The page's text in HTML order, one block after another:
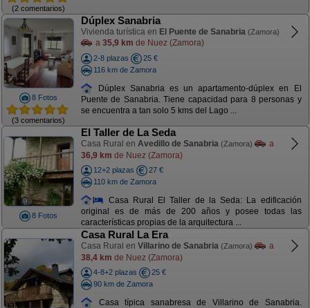
(2 comentarios)
8 Fotos
(3 comentarios)
Dúplex Sanabria
Vivienda turística en El Puente de Sanabria (Zamora)
a 35,9 km de Nuez (Zamora)
2-8 plazas
25 €
116 km de Zamora
Dúplex Sanabria es un apartamento-dúplex en El
Puente de Sanabria. Tiene capacidad para 8 personas y
se encuentra a tan solo 5 kms del Lago ...
8 Fotos
El Taller de La Seda
Casa Rural en Avedillo de Sanabria (Zamora)
a
36,9 km de Nuez (Zamora)
12+2 plazas
27 €
110 km de Zamora
Casa Rural El Taller de la Seda: La edificación
original es de más de 200 años y posee todas las
características propias de la arquitectura ...
Casa Rural La Era
Casa Rural en Villarino de Sanabria (Zamora)
a
38,4 km de Nuez (Zamora)
4-8+2 plazas
25 €
90 km de Zamora
Casa típica sanabresa de Villarino de Sanabria.